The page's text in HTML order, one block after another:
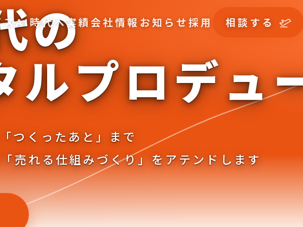
スAI時代へ実績会社情報 お知らせ採用 相談する
の
ルプロデュ
つくったあと」まで
売れる仕組みづくり」をアテンドします